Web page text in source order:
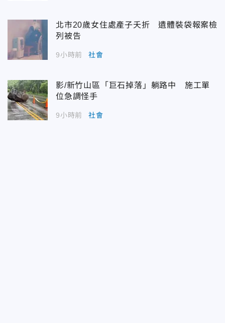
北市20歲女住處產子夭折 遺體裝袋報案檢
列被告
9小時前 社會
影/新竹山區「巨石掉落」躺路中 施工單
位急調怪手
9小時前 社會